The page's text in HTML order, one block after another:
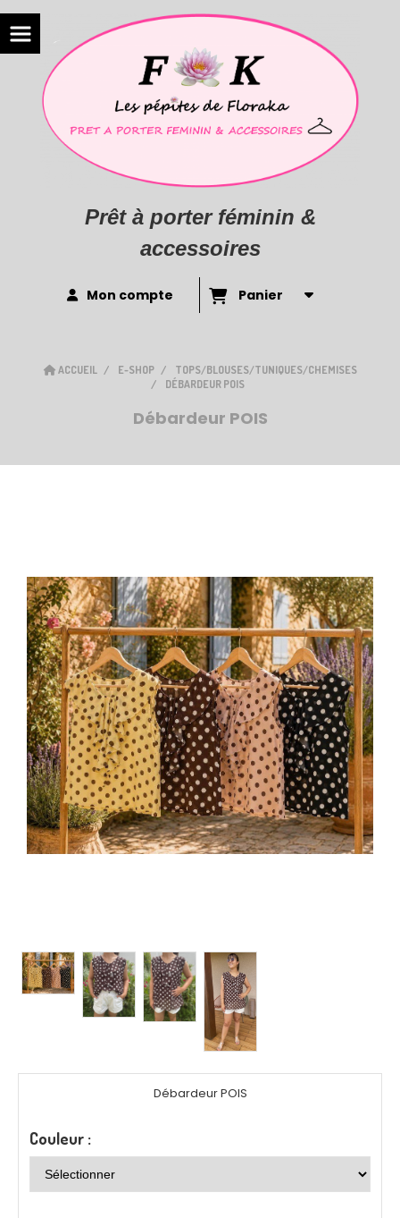
Prêt à porter féminin &
accessoires
Mon compte Panier
ACCUEIL E-SHOP
TOPS/BLOUSES/TUNIQUES/CHEMISES
DÉBARDEUR POIS
Débardeur POIS
Débardeur POIS
Couleur :